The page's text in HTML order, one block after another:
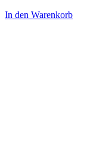
In den Warenkorb